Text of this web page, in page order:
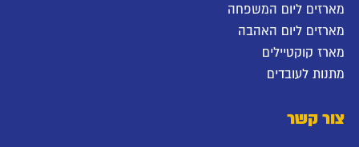
מארזים ליום המשפחה
מארזים ליום האהבה
מארז קוקטיילים
מתנות לעובדים
צור קשר